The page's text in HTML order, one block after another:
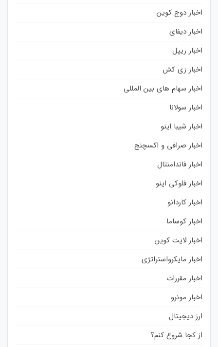
اخبار دوج کوین
اخبار دیفای
اخبار ریپل
اخبار زی کش
اخبار سهام های بین المللی
اخبار سولانا
اخبار شیبا اینو
اخبار صرافی و اکسچنج
اخبار فاندامنتال
اخبار فلوکی اینو
اخبار کاردانو
اخبار کوساما
اخبار لایت کوین
اخبار مایکرواستراتژی
اخبار مقررات
اخبار مونرو
ارز دیجیتال
از کجا شروع کنم؟